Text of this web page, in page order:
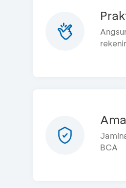
BCA